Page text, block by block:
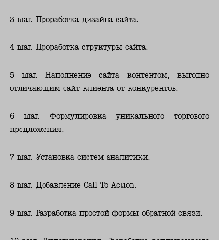
3 шаг. Проработка дизайна сайта.
4 шаг. Проработка структуры сайта.
5 шаг. Наполнение сайта контентом, выгодно
отличающим сайт клиента от конкурентов.
6 шаг. Формулировка уникального торгового
предложения.
7 шаг. Установка систем аналитики.
8 шаг. Добавление Call To Action.
9 шаг. Разработка простой формы обратной связи.